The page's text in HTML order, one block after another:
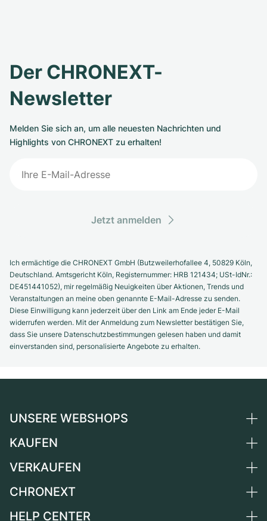
Der CHRONEXT-
Newsletter
Melden Sie sich an, um alle neuesten Nachrichten und
Highlights von CHRONEXT zu erhalten!
Jetzt anmelden
Ich ermächtige die CHRONEXT GmbH (Butzweilerhofallee 4, 50829 Köln,
Deutschland. Amtsgericht Köln, Registernummer: HRB 121434; USt-IdNr.:
DE451441052), mir regelmäßig Neuigkeiten über Aktionen, Trends und
Veranstaltungen an meine oben genannte E-Mail-Adresse zu senden.
Diese Einwilligung kann jederzeit über den Link am Ende jeder E-Mail
widerrufen werden. Mit der Anmeldung zum Newsletter bestätigen Sie,
dass Sie unsere Datenschutzbestimmungen gelesen haben und damit
einverstanden sind, personalisierte Angebote zu erhalten.
UNSERE WEBSHOPS
Deutschland
Schweiz
Frankreich
KAUFEN
Alle Luxusuhren
VERKAUFEN
Uhr verkaufen
CHRONEXT
Über uns
HELP CENTER